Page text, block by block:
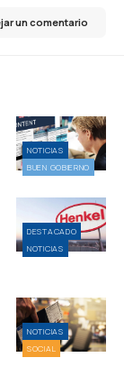
un comentario
NOTICIAS
BUEN GOBIERNO
DESTACADO
NOTICIAS
NOTICIAS
SOCIAL